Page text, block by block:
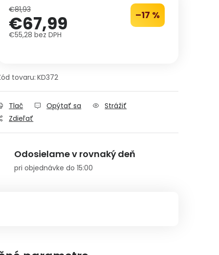
€81,93 –17 %
€67,99
€55,28 bez DPH
tovaru: KD372
Tlač Opýtať sa
Strážiť
Zdieľať
Odosielame v rovnaký deň
pri objednávke do 15:00